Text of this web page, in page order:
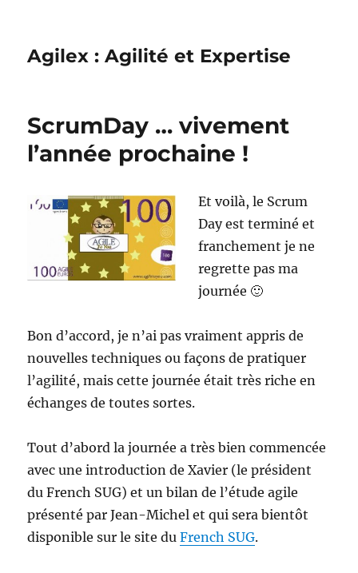
Agilex : Agilité et Expertise
ScrumDay … vivement
l’année prochaine !
Et voilà, le Scrum
Day est terminé et
franchement je ne
regrette pas ma
journée 🙂
Bon d’accord, je n’ai pas vraiment appris de
nouvelles techniques ou façons de pratiquer
l’agilité, mais cette journée était très riche en
échanges de toutes sortes.
Tout d’abord la journée a très bien commencée
avec une introduction de Xavier (le président
du French SUG) et un bilan de l’étude agile
présenté par Jean-Michel et qui sera bientôt
disponible sur le site duFrench SUG.